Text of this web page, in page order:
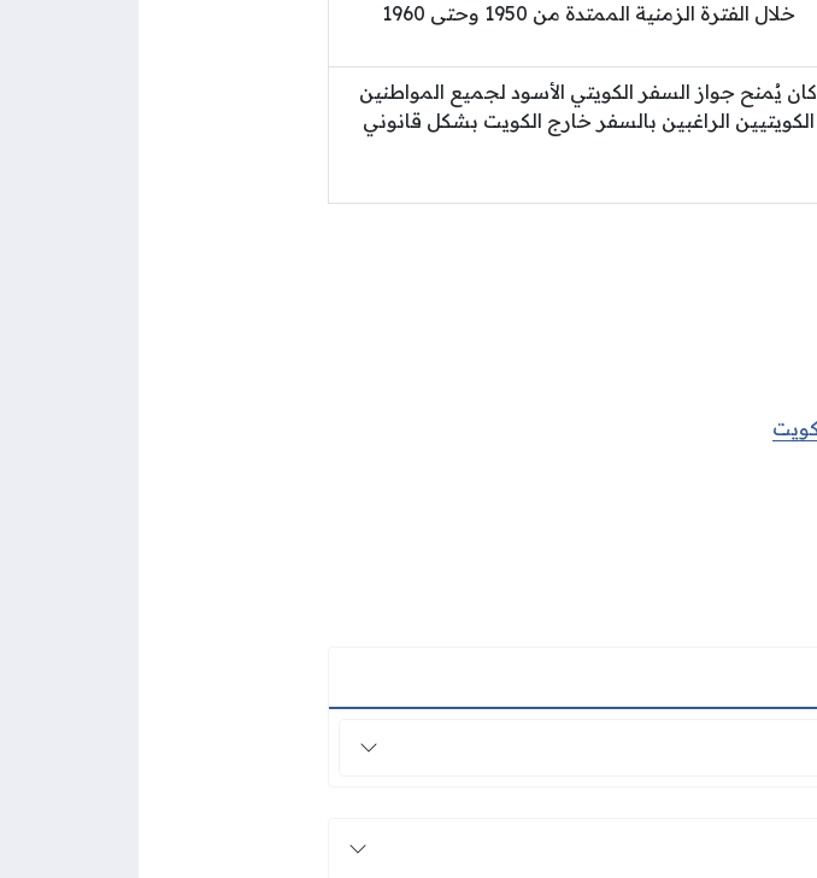
خلال الفترة الزمنية الممتدة من 1950 وحتى 1960
كان يُمنح جواز السفر الكويتي الأسود لجميع المواطنين
الكويتيين الراغبين بالسفر خارج الكويت بشكل قانوني